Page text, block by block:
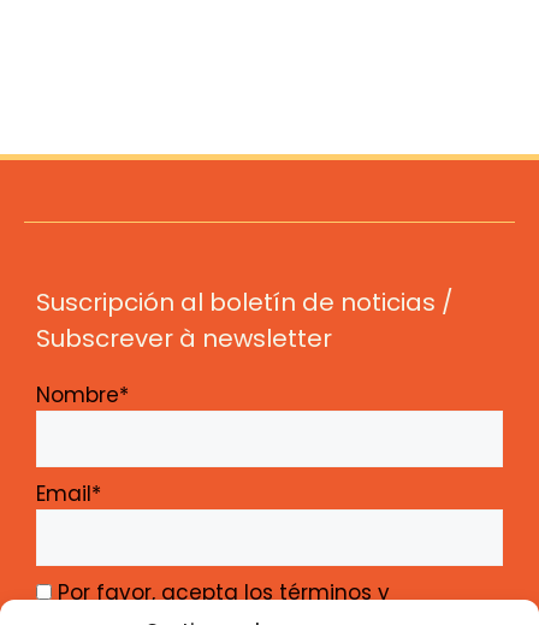
Suscripción al boletín de noticias /
Subscrever à newsletter
Nombre*
Email*
Por favor, acepta los términos y